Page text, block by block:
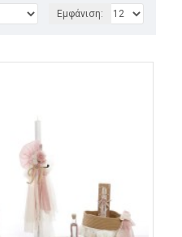
Εμφάνιση: